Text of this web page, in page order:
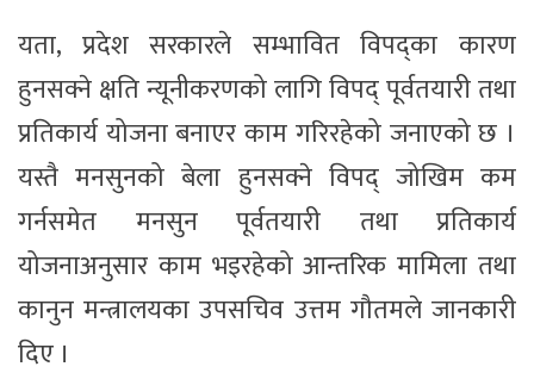
यता, प्रदेश सरकारले सम्भावित विपद्का कारण
हुनसक्ने क्षति न्यूनीकरणको लागि विपद् पूर्वतयारी तथा
प्रतिकार्य योजना बनाएर काम गरिरहेको जनाएको छ ।
यस्तै मनसुनको बेला हुनसक्ने विपद् जोखिम कम
गर्नसमेत मनसुन पूर्वतयारी तथा प्रतिकार्य
योजनाअनुसार काम भइरहेको आन्तरिक मामिला तथा
कानुन मन्त्रालयका उपसचिव उत्तम गौतमले जानकारी
दिए ।